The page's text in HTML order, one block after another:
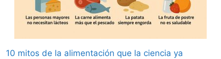
10 mitos de la alimentación que la ciencia ya